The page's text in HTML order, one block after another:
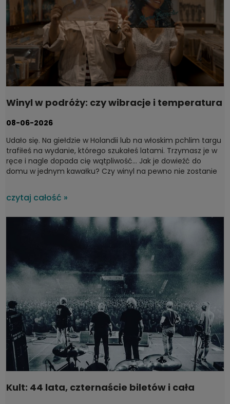
Winyl w podróży: czy wibracje i temperatura
08-06-2026
Udało się. Na giełdzie w Holandii lub na włoskim pchlim targu
trafiłeś na wydanie, którego szukałeś latami. Trzymasz je w
ręce i nagle dopada cię wątpliwość... Jak je dowieźć do
domu w jednym kawałku? Czy winyl na pewno nie zostanie
czytaj całość »
Kult: 44 lata, czternaście biletów i cała